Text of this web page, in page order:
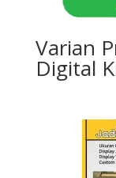
Varian
Digital